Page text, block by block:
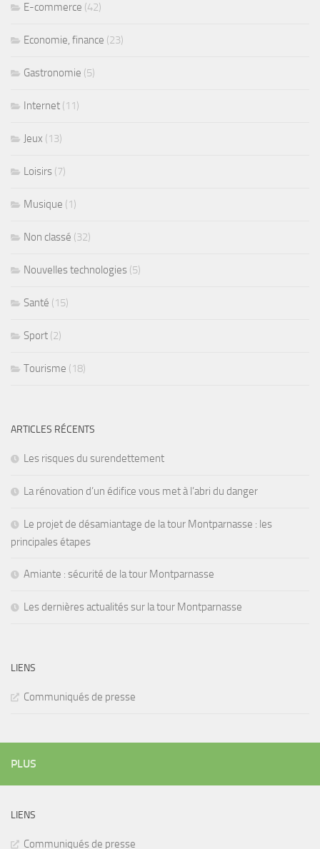
E-commerce (42)
Economie, finance (23)
Gastronomie (5)
Internet (11)
Jeux (13)
Loisirs (7)
Musique (1)
Non classé (32)
Nouvelles technologies (5)
Santé (15)
Sport (2)
Tourisme (18)
ARTICLES RÉCENTS
Les risques du surendettement
La rénovation d’un édifice vous met à l’abri du danger
Le projet de désamiantage de la tour Montparnasse : les
principales étapes
Amiante : sécurité de la tour Montparnasse
Les dernières actualités sur la tour Montparnasse
LIENS
Communiqués de presse
PLUS
LIENS
Communiqués de presse